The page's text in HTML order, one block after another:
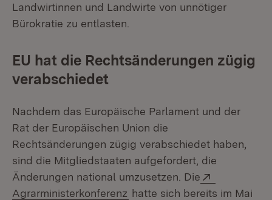
Landwirtinnen und Landwirte von unnötiger
Bürokratie zu entlasten.
EU hat die Rechtsänderungen zügig
verabschiedet
Nachdem das Europäische Parlament und der
Rat der Europäischen Union die
Rechtsänderungen zügig verabschiedet haben,
sind die Mitgliedstaaten aufgefordert, die
Änderungen national umzusetzen. Die
Agrarministerkonferenz (Öffnet in neuem Fenster)
hatte sich bereits im Mai